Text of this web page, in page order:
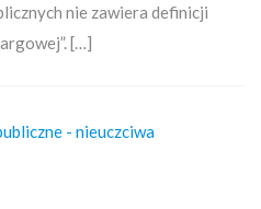
nie zawiera definicji
[…]
- nieuczciwa